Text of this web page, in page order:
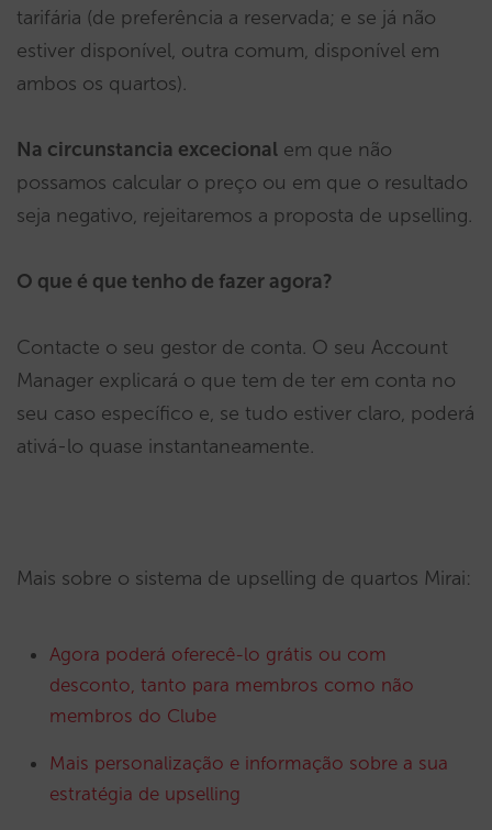
tarifária (de preferência a reservada; e se já não
estiver disponível, outra comum, disponível em
ambos os quartos).
Na circunstancia excecional em que não
possamos calcular o preço ou em que o resultado
seja negativo, rejeitaremos a proposta de upselling.
O que é que tenho de fazer agora?
Contacte o seu gestor de conta. O seu Account
Manager explicará o que tem de ter em conta no
seu caso específico e, se tudo estiver claro, poderá
ativá-lo quase instantaneamente.
Mais sobre o sistema de upselling de quartos Mirai:
Agora poderá oferecê-lo grátis ou com
desconto, tanto para membros como não
membros do Clube
Mais personalização e informação sobre a sua
estratégia de upselling